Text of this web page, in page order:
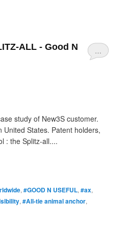
…
ALL - Good N
study of New3S customer.
States. Patent holders,
: the Splitz-all....
, #GOOD N USEFUL, #ax,
, #All-tie animal anchor,